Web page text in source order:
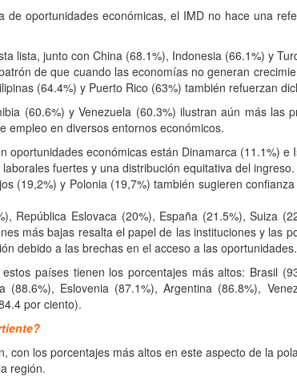
de oportunidades económicas, el IMD no hace una
lista, junto con China (68.1%), Indonesia (66.1%) y
de que cuando las economías no generan
(64.4%) y Puerto Rico (63%) también refuerzan
(60.6%) y Venezuela (60.3%) ilustran aún más las
empleo en diversos entornos económicos.
oportunidades económicas están Dinamarca (11.1%) e
fuertes y una distribución equitativa del ingreso.
(19,2%) y Polonia (19,7%) también sugieren
República Eslovaca (20%), España (21.5%), Suiza
más bajas resalta el papel de las instituciones y las
debido a las brechas en el acceso a las oportunidades.
países tienen los porcentajes más altos: Brasil
(88.6%), Eslovenia (87.1%), Argentina (86.8%),
por ciento).
con los porcentajes más altos en este aspecto de la
región.